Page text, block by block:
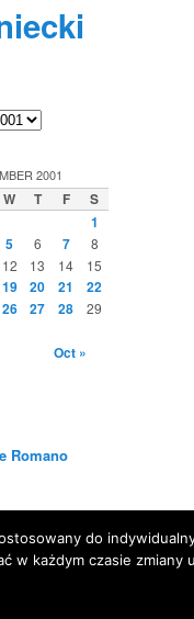
2001
W T F
S
1
5 6 7
8
12 13 14
15
19 20 21
22
26 27 28 29
Oct »
Romano
do
w każdym czasie zmiany